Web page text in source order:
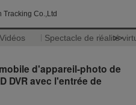
Tracking Co.,Ltd
Vidéos Spectacle de réalité
>>
d'appareil-photo de
DVR avec l'entrée de